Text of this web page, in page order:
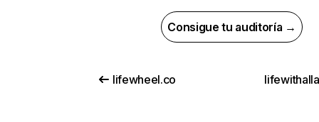
Consigue tu auditoría →
lifewheel.co